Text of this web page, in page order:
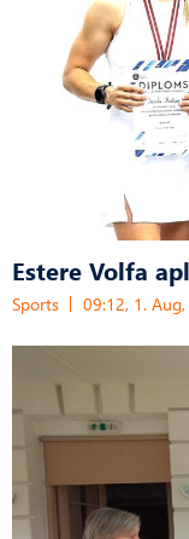
Estere Volfa
Sports 09:12, 1.